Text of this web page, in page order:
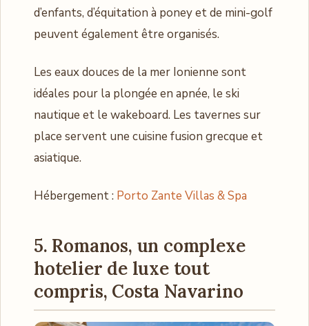
d’enfants, d’équitation à poney et de mini-golf
peuvent également être organisés.
Les eaux douces de la mer Ionienne sont
idéales pour la plongée en apnée, le ski
nautique et le wakeboard. Les tavernes sur
place servent une cuisine fusion grecque et
asiatique.
Hébergement : Porto Zante Villas & Spa
5. Romanos, un complexe
hotelier de luxe tout
compris, Costa Navarino